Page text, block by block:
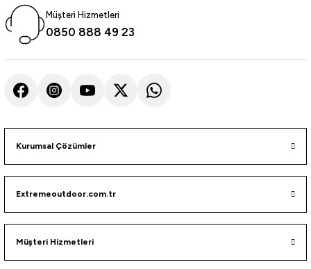
Müşteri Hizmetleri
0850 888 49 23
Kurumsal Çözümler
Extremeoutdoor.com.tr
Müşteri Hizmetleri